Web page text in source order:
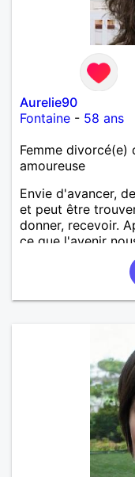
Aurelie90
Fontaine - 58 ans
Femme divorcé(e)
amoureuse
Envie d'avancer,
et peut être
donner, recevoir.
ce que l'avenir